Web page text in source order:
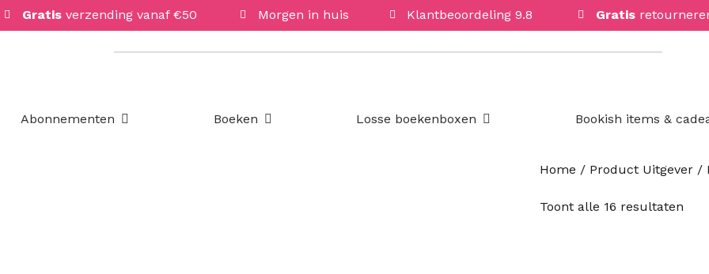
Gratis verzending vanaf €50 Morgen in huis Klantbeoordeling 9.8 Gratis
Abonnementen Open Abonnementen
Boeken Open Boeken Losse boekenboxen Open Losse boekenboxen
Bookish items &
Home / Product Uitgever /
Toont alle 16 resultaten